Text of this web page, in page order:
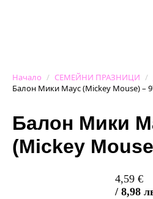
Начало СЕМЕЙНИ ПРАЗНИЦИ
Балон Мики Маус (Mickey Mouse) –
Балон Мики
(Mickey
4,59 €
/ 8,98